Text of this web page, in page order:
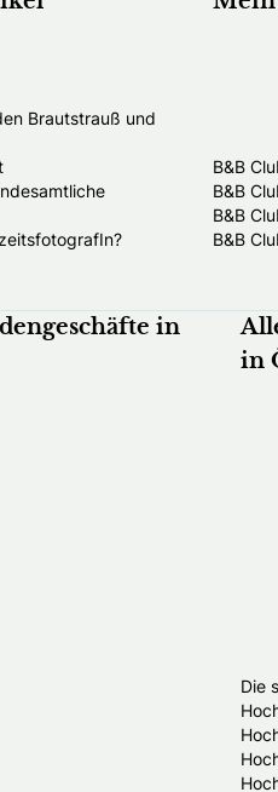
Brautstrauß und
B&B
B&B
B&B
B&B
in
in
Die